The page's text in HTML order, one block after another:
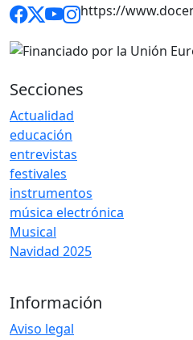
https://
Secciones
Actualidad
educación
entrevistas
festivales
instrumentos
música electrónica
Musical
Navidad 2025
Información
Aviso legal